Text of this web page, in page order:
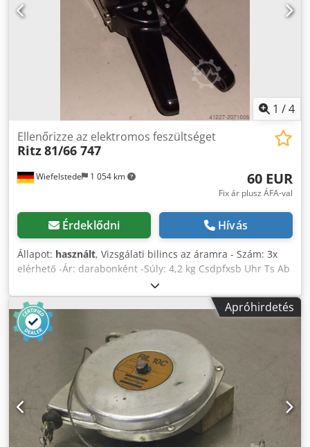
1 /4
Wiefelstede 1 054 km
Ellenőrizze az elektromos feszültséget
Ritz81/66 747
60 EUR
Fix ár plusz ÁFA-val
Érdeklődni Hívás
Állapot: használt, Vizsgálati bilincs az áramra - Szám: 3x
elérhető -Ár: darabonként -Súly: 4,2 kg Csdpfxsb Uhr Ts Ab
Apróhirdetés